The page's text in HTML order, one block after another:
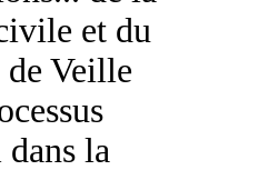
et du
de Veille
la